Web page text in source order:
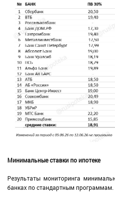
Минимальные ставки по ипотеке
Результаты мониторинга
банках по стандартным программам.